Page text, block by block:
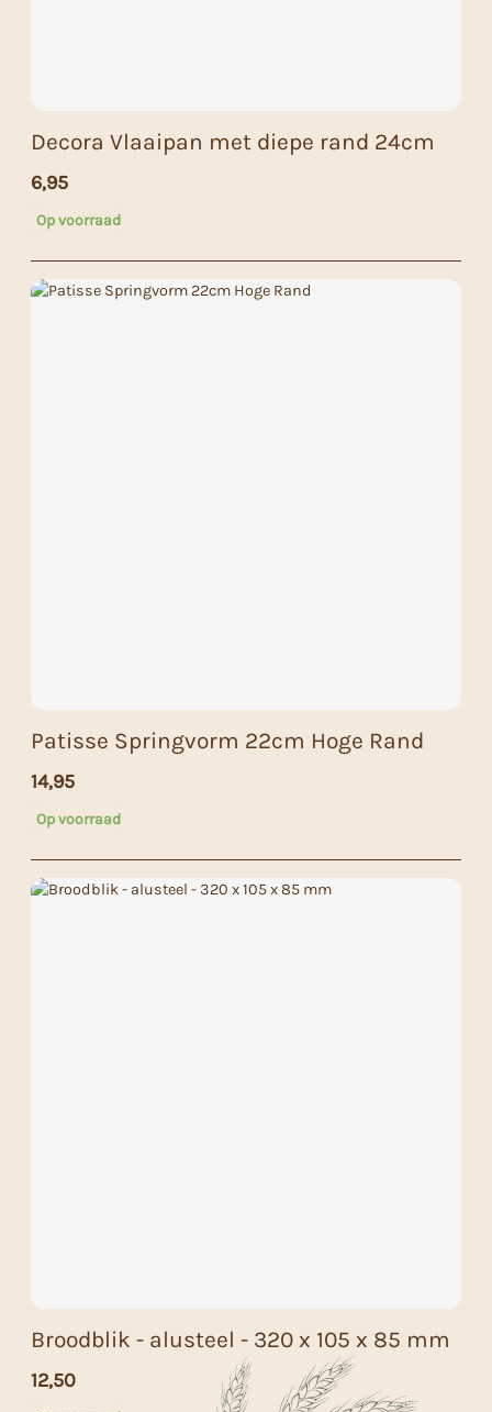
Decora Vlaaipan met diepe rand 24cm
6,95
Op voorraad
Patisse Springvorm 22cm Hoge Rand
14,95
Op voorraad
Broodblik - alusteel - 320 x 105 x 85 mm
12,50